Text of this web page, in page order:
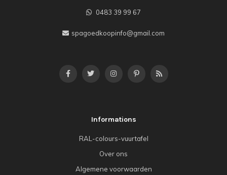
0483 39 99 67
spagoedkoopinfo@gmail.com
Informations
RAL-colours-vuurtafel
Over ons
Algemene voorwaarden